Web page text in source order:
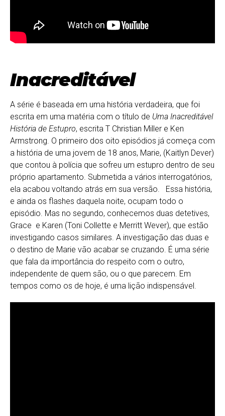
Inacreditável
A série é baseada em uma história verdadeira, que foi
escrita em uma matéria com o título de Uma Inacreditável
História de Estupro, escrita T Christian Miller e Ken
Armstrong. O primeiro dos oito episódios já começa com
a história de uma jovem de 18 anos, Marie, (Kaitlyn Dever)
que contou à polícia que sofreu um estupro dentro de seu
próprio apartamento. Submetida a vários interrogatórios,
ela acabou voltando atrás em sua versão. Essa história,
e ainda os flashes daquela noite, ocupam todo o
episódio. Mas no segundo, conhecemos duas detetives,
Grace e Karen (Toni Collette e Merritt Wever), que estão
investigando casos similares. A investigação das duas e
o destino de Marie vão acabar se cruzando. É uma série
que fala da importância do respeito com o outro,
independente de quem são, ou o que parecem. Em
tempos como os de hoje, é uma lição indispensável.